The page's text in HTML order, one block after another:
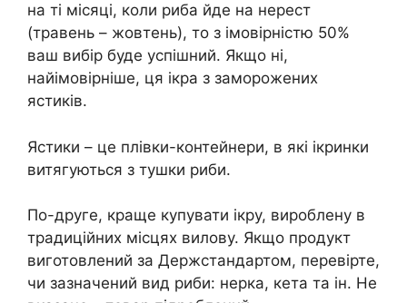
на ті місяці, коли риба йде на нерест
(травень – жовтень), то з імовірністю 50%
ваш вибір буде успішний. Якщо ні,
найімовірніше, ця ікра з заморожених
ястиків.
Ястики – це плівки-контейнери, в які ікринки
витягуються з тушки риби.
По-друге, краще купувати ікру, вироблену в
традиційних місцях вилову. Якщо продукт
виготовлений за Держстандартом, перевірте,
чи зазначений вид риби: нерка, кета та ін. Не